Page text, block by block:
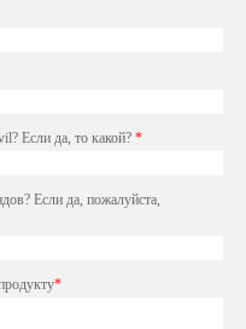
Если да, то какой?*
Если да, пожалуйста,
*